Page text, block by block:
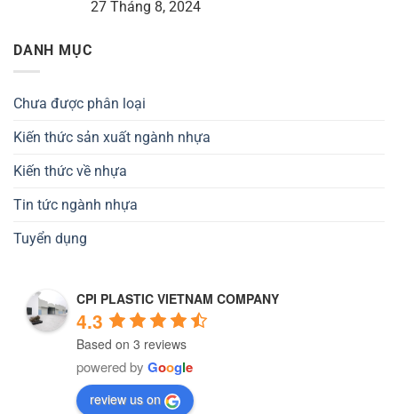
27 Tháng 8, 2024
DANH MỤC
Chưa được phân loại
Kiến thức sản xuất ngành nhựa
Kiến thức về nhựa
Tin tức ngành nhựa
Tuyển dụng
CPI PLASTIC VIETNAM COMPANY
4.3
Based on 3 reviews
powered by Google
review us on